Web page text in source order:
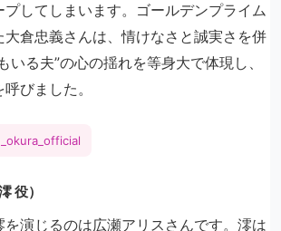
してしまいます。ゴールデンプライム
倉忠義さんは、情けなさと誠実さを併
いる夫”の心の揺れを等身大で体現し、
びました。
役）
を演じるのは広瀬アリスさんです。澪は